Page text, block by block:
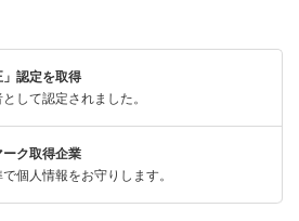
」認定を取得
して認定されました。
ク取得企業
個人情報をお守りします。